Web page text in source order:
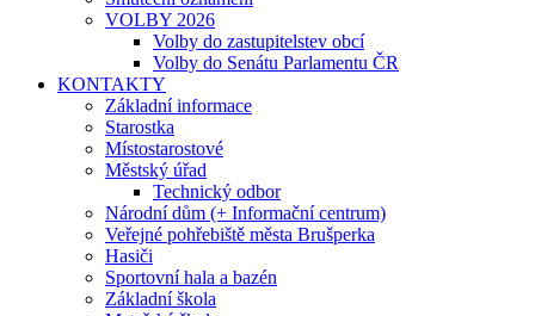
VOLBY 2026
Volby do zastupitelstev obcí
Volby do Senátu Parlamentu ČR
KONTAKTY
Základní informace
Starostka
Místostarostové
Městský úřad
Technický odbor
Národní dům (+ Informační centrum)
Veřejné pohřebiště města Brušperka
Hasiči
Sportovní hala a bazén
Základní škola